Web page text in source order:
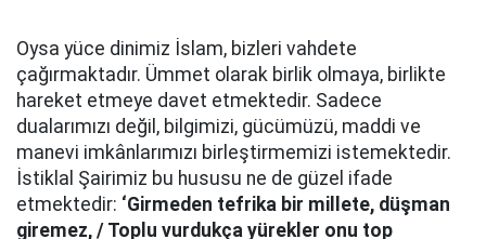
Oysa yüce dinimiz İslam, bizleri vahdete
çağırmaktadır. Ümmet olarak birlik olmaya, birlikte
hareket etmeye davet etmektedir. Sadece
dualarımızı değil, bilgimizi, gücümüzü, maddi ve
manevi imkânlarımızı birleştirmemizi istemektedir.
İstiklal Şairimiz bu hususu ne de güzel ifade
etmektedir: ‘Girmeden tefrika bir millete, düşman
giremez, / Toplu vurdukça yürekler onu top